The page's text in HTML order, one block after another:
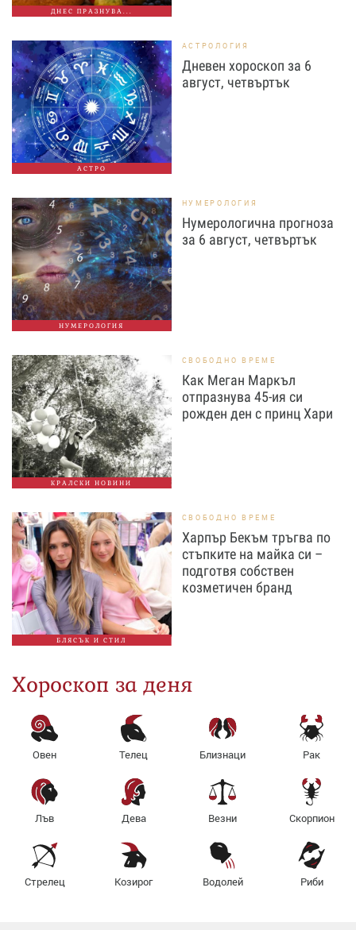
ДНЕС ПРАЗНУВА...
АСТРО
АСТРОЛОГИЯ
Дневен хороскоп за 6
август, четвъртък
НУМЕРОЛОГИЯ
НУМЕРОЛОГИЯ
Нумерологична прогноза
за 6 август, четвъртък
КРАЛСКИ НОВИНИ
СВОБОДНО ВРЕМЕ
Как Меган Маркъл
отпразнува 45-ия си
рожден ден с принц Хари
БЛЯСЪК И СТИЛ
СВОБОДНО ВРЕМЕ
Харпър Бекъм тръгва по
стъпките на майка си –
подготвя собствен
козметичен бранд
Хороскоп за деня
Овен Телец Близнаци Рак
Лъв Дева Везни Скорпион
Стрелец Козирог Водолей Риби